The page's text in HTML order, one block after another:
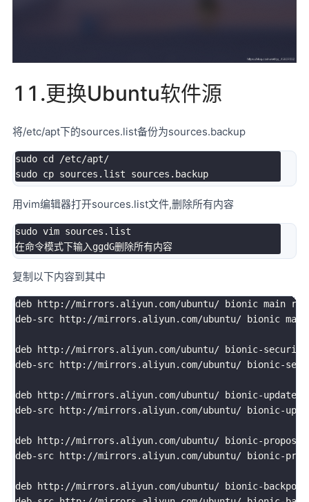
11.更换Ubuntu软件源
将/etc/apt下的sources.list备份为sources.backup
sudo cd /etc/apt/
用vim编辑器打开sources.list文件,删除所有内容
sudo vim sources.list
复制以下内容到其中
deb http://mirrors.aliyun.com/ubuntu/ bionic main
deb-src http://mirrors.aliyun.com/ubuntu/ bionic
deb http://mirrors.aliyun.com/ubuntu/ bionic-
deb-src http://mirrors.aliyun.com/ubuntu/ bionic-
deb http://mirrors.aliyun.com/ubuntu/ bionic-
deb-src http://mirrors.aliyun.com/ubuntu/ bionic-
deb http://mirrors.aliyun.com/ubuntu/ bionic-
deb-src http://mirrors.aliyun.com/ubuntu/ bionic-
deb http://mirrors.aliyun.com/ubuntu/ bionic-